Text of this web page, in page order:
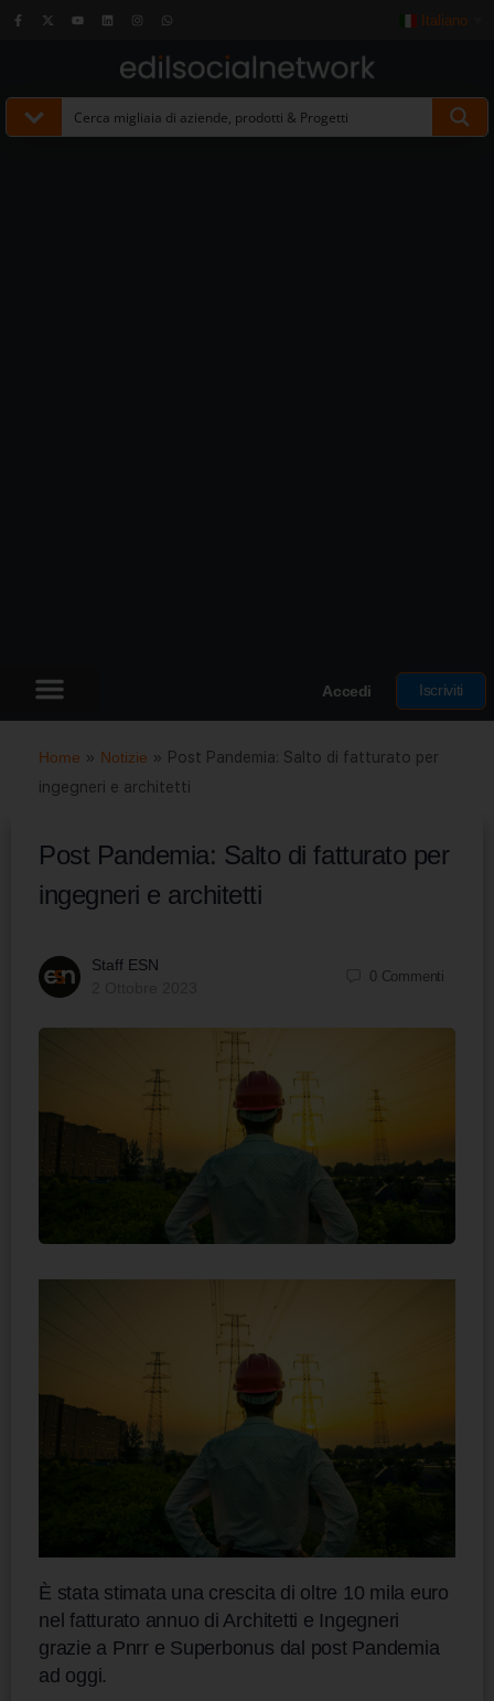
Italiano
Accedi Iscriviti
Home » Notizie » Post Pandemia: Salto di fatturato per
ingegneri e architetti
Post Pandemia: Salto di fatturato per
ingegneri e architetti
Staff ESN
0 Commenti
È stata stimata una crescita di oltre 10 mila euro
nel fatturato annuo di Architetti e Ingegneri
grazie a Pnrr e Superbonus dal post Pandemia
ad oggi.